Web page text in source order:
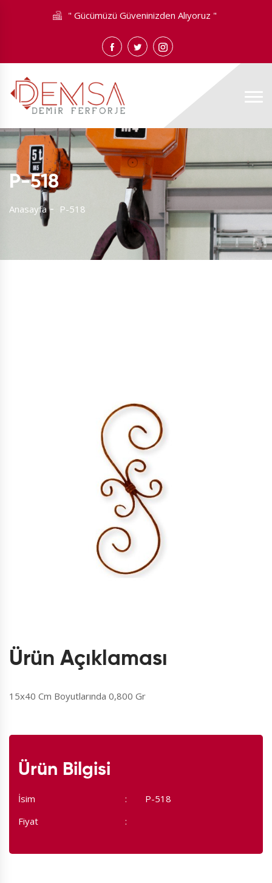
" Gücümüzü Güveninizden Alıyoruz "
P-518
Anasayfa P-518
Ürün Açıklaması
15x40 Cm Boyutlarında 0,800 Gr
Ürün Bilgisi
İsim
Fiyat
P-518